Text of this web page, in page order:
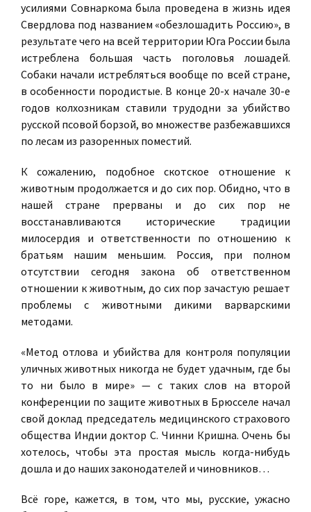
усилиями Совнаркома была проведена в жизнь идея
Свердлова под названием «обезлошадить Россию», в
результате чего на всей территории Юга России была
истреблена большая часть поголовья лошадей.
Собаки начали истребляться вообще по всей стране,
в особенности породистые. В конце 20-х начале 30-е
годов колхозникам ставили трудодни за убийство
русской псовой борзой, во множестве разбежавшихся
по лесам из разоренных поместий.
К сожалению, подобное скотское отношение к
животным продолжается и до сих пор. Обидно, что в
нашей стране прерваны и до сих пор не
восстанавливаются исторические традиции
милосердия и ответственности по отношению к
братьям нашим меньшим. Россия, при полном
отсутствии сегодня закона об ответственном
отношении к животным, до сих пор зачастую решает
проблемы с животными дикими варварскими
методами.
«Метод отлова и убийства для контроля популяции
уличных животных никогда не будет удачным, где бы
то ни было в мире» — с таких слов на второй
конференции по защите животных в Брюсселе начал
свой доклад председатель медицинского страхового
общества Индии доктор С. Чинни Кришна. Очень бы
хотелось, чтобы эта простая мысль когда-нибудь
дошла и до наших законодателей и чиновников…
Всё горе, кажется, в том, что мы, русские, ужасно